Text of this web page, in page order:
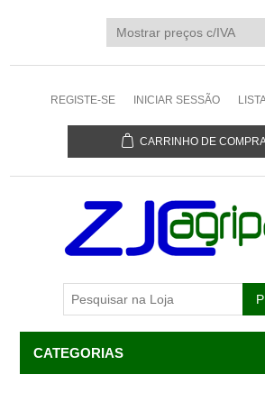
REGISTE-SE INICIAR SESSÃO
CARRINHO DE
CATEGORIAS